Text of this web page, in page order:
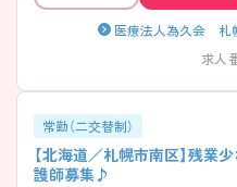
医療法人為久会 札
求人
常勤（二交替制）
【北海道／札幌市南区】残
護師募集♪